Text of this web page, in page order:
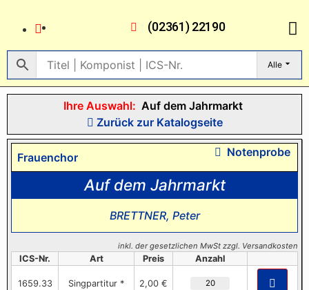
(02361) 22190
Alle
Ihre Auswahl: Auf dem Jahrmarkt
Zurück zur Katalogseite
Frauenchor Notenprobe
Auf dem Jahrmarkt
BRETTNER, Peter
inkl. der gesetzlichen MwSt zzgl. Versandkosten
ICS-Nr. Art Preis Anzahl
1659.33 Singpartitur * 2,00 €